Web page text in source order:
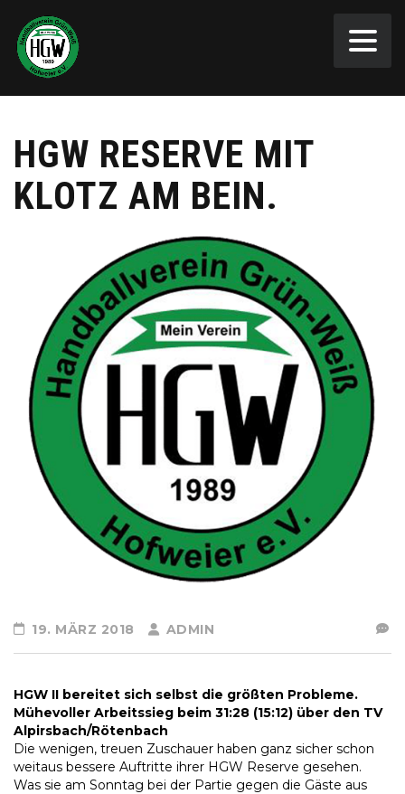
HGW RESERVE MIT
KLOTZ AM BEIN.
19. MÄRZ 2018 ADMIN
HGW II bereitet sich selbst die größten Probleme.
Mühevoller Arbeitssieg beim 31:28 (15:12) über den TV
Alpirsbach/Rötenbach
Die wenigen, treuen Zuschauer haben ganz sicher schon
weitaus bessere Auftritte ihrer HGW Reserve gesehen.
Was sie am Sonntag bei der Partie gegen die Gäste aus